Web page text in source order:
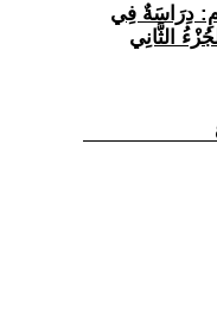
دِرَاسَةٌ فِي
الثَّانِي